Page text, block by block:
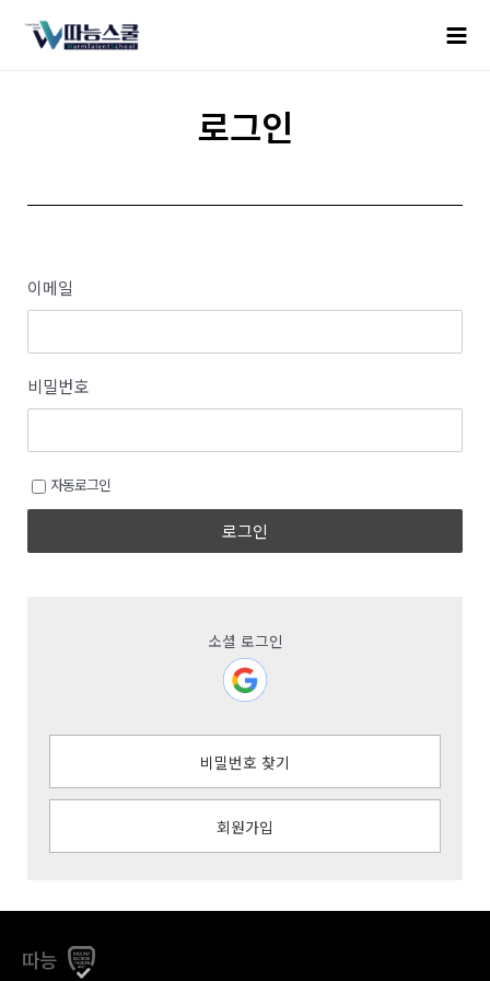
로그인
이메일
비밀번호
자동로그인
로그인
소셜 로그인
비밀번호 찾기
회원가입
따능